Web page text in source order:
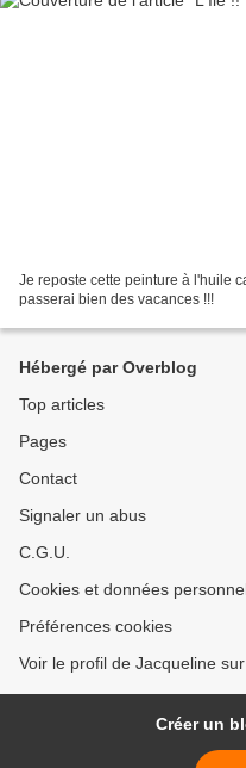
Je reposte cette peinture à l'huile
passerai bien des vacances !!!
Hébergé par Overblog
Top articles
Pages
Contact
Signaler un abus
C.G.U.
Cookies et données
Préférences cookies
Voir le profil de Jacqueline
Créer un